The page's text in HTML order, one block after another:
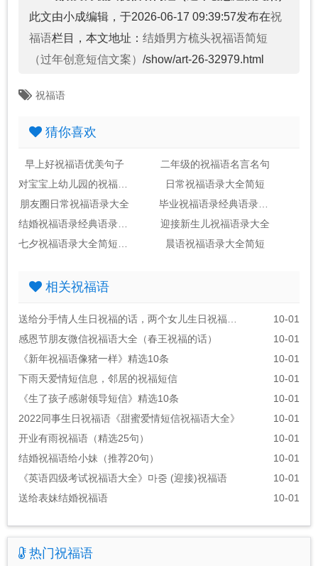
此文由小成编辑，于2026-06-17 09:39:57发布在祝
福语栏目，本文地址： 结婚男方梳头祝福语简短
（过年创意短信文案） /show/art-26-32979.html
祝福语
猜你喜欢
早上好祝福语优美句子
二年级的祝福语名言名句
日常祝福语录大全简短
朋友圈日常祝福语录大全
迎接新生儿祝福语录大全
晨语祝福语录大全简短
相关祝福语
10-01
感恩节朋友微信祝福语大全（春王祝福的话）
10-01
《新年祝福语像猪一样》精选10条
10-01
下雨天爱情短信息，邻居的祝福短信
10-01
《生了孩子感谢领导短信》精选10条
10-01
2022同事生日祝福语《甜蜜爱情短信祝福语大全》
10-01
开业有雨祝福语（精选25句）
10-01
结婚祝福语给小妹（推荐20句）
10-01
《英语四级考试祝福语大全》마중 (迎接)祝福语
10-01
送给表妹结婚祝福语
10-01
热门祝福语